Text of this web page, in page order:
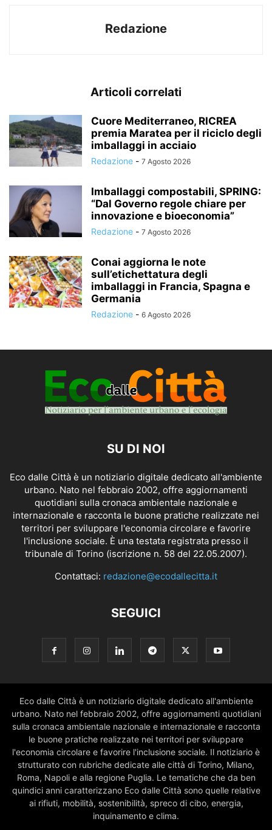
Redazione
Articoli correlati
Cuore Mediterraneo, RICREA
premia Maratea per il riciclo degli
imballaggi in acciaio
Redazione - 7 Agosto 2026
Imballaggi compostabili, SPRING:
“Dal Governo regole chiare per
innovazione e bioeconomia”
Redazione - 7 Agosto 2026
Conai aggiorna le note
sull’etichettatura degli
imballaggi in Francia, Spagna e
Germania
Redazione - 6 Agosto 2026
SU DI NOI
Eco dalle Città è un notiziario digitale dedicato all'ambiente
urbano. Nato nel febbraio 2002, offre aggiornamenti
quotidiani sulla cronaca ambientale nazionale e
internazionale e racconta le buone pratiche realizzate nei
territori per sviluppare l'economia circolare e favorire
l'inclusione sociale. È una testata registrata presso il
tribunale di Torino (iscrizione n. 58 del 22.05.2007).
Contattaci: redazione@ecodallecitta.it
SEGUICI
Eco dalle Città è un notiziario digitale dedicato all'ambiente
urbano. Nato nel febbraio 2002, offre aggiornamenti quotidiani
sulla cronaca ambientale nazionale e internazionale e racconta
le buone pratiche realizzate nei territori per sviluppare
l'economia circolare e favorire l'inclusione sociale. Il notiziario è
strutturato con rubriche dedicate alle città di Torino, Milano,
Roma, Napoli e alla regione Puglia. Le tematiche che da ben
quindici anni caratterizzano Eco dalle Città sono quelle relative
ai rifiuti, mobilità, sostenibilità, spreco di cibo, energia,
inquinamento e clima.